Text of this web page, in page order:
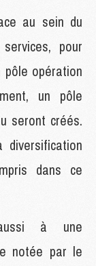
au sein du
pour
pôle opération
un pôle
seront créés.
diversification
dans ce
à une
notée par le